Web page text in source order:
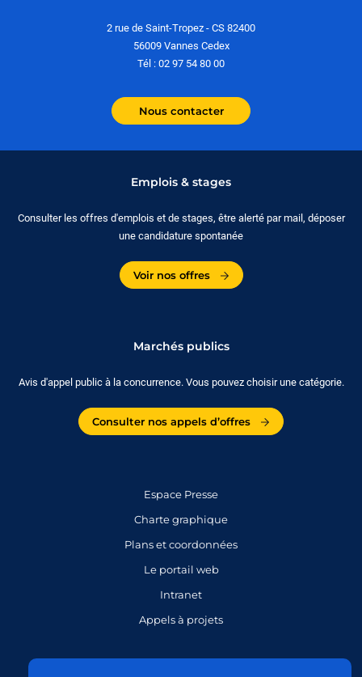
2 rue de Saint-Tropez - CS 82400
56009 Vannes Cedex
Tél : 02 97 54 80 00
Nous contacter
Emplois & stages
Consulter les offres d'emplois et de stages, être alerté par mail, déposer
une candidature spontanée
Voir nos offres
Marchés publics
Avis d'appel public à la concurrence. Vous pouvez choisir une catégorie.
Consulter nos appels d’offres
Espace Presse
Charte graphique
Plans et coordonnées
Le portail web
Intranet
Appels à projets